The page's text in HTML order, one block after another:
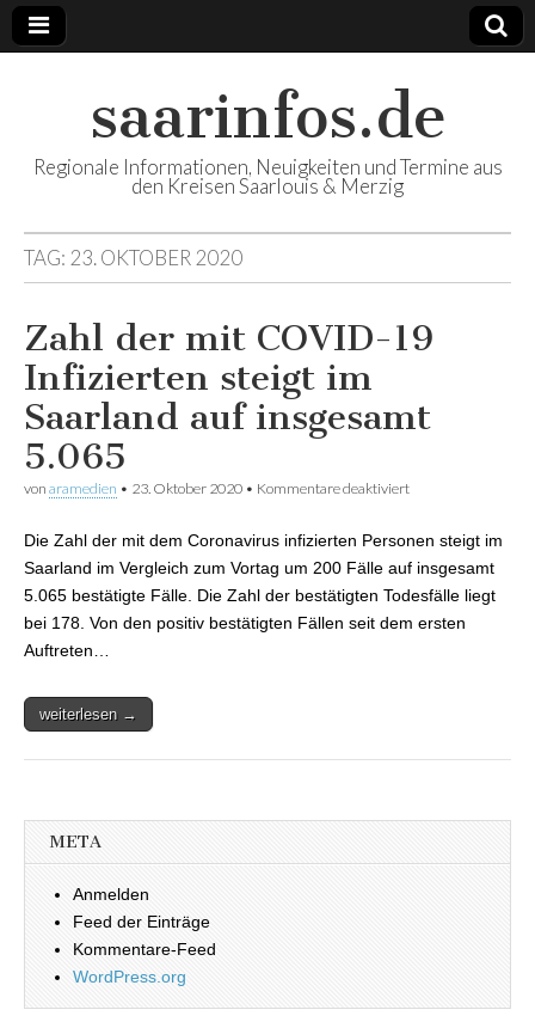
saarinfos.de
Regionale Informationen, Neuigkeiten und Termine aus
den Kreisen Saarlouis & Merzig
TAG: 23. OKTOBER 2020
Zahl der mit COVID-19
Infizierten steigt im
Saarland auf insgesamt
5.065
von aramedien • 23. Oktober 2020 • Kommentare deaktiviert
Saarland auf
insgesamt 5.065
Die Zahl der mit dem Coronavirus infizierten Personen steigt im
Saarland im Vergleich zum Vortag um 200 Fälle auf insgesamt
5.065 bestätigte Fälle. Die Zahl der bestätigten Todesfälle liegt
bei 178. Von den positiv bestätigten Fällen seit dem ersten
Auftreten…
weiterlesen →
META
Anmelden
Feed der Einträge
Kommentare-Feed
WordPress.org